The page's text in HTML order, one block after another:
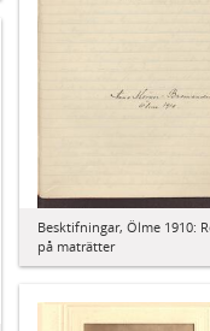
Besktifningar, Ölme 1910:
på maträtter